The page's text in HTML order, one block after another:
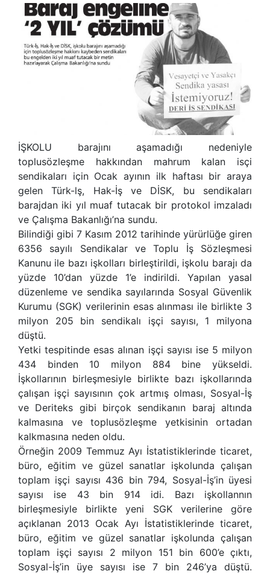
İŞKOLU barajını aşamadığı nedeniyle
toplusözleşme hakkından mahrum kalan isçi
sendikaları için Ocak ayının ilk haftası bir araya
gelen Türk-lş, Hak-İş ve DİSK, bu sendikaları
barajdan iki yıl muaf tutacak bir protokol imzaladı
ve Çalışma Bakanlığı’na sundu.
Bilindiği gibi 7 Kasım 2012 tarihinde yürürlüğe giren
6356 sayılı Sendikalar ve Toplu İş Sözleşmesi
Kanunu ile bazı işkolları birleştirildi, işkolu barajı da
yüzde 10’dan yüzde 1’e indirildi. Yapılan yasal
düzenleme ve sendika sayılarında Sosyal Güvenlik
Kurumu (SGK) verilerinin esas alınması ile birlikte 3
milyon 205 bin sendikalı işçi sayısı, 1 milyona
düştü.
Yetki tespitinde esas alınan işçi sayısı ise 5 milyon
434 binden 10 milyon 884 bine yükseldi.
İşkollarının birleşmesiyle birlikte bazı işkollarında
çalışan işçi sayısının çok artmış olması, Sosyal-İş
ve Deriteks gibi birçok sendikanın baraj altında
kalmasına ve toplusözleşme yetkisinin ortadan
kalkmasına neden oldu.
Örneğin 2009 Temmuz Ayı İstatistiklerinde ticaret,
büro, eğitim ve güzel sanatlar işkolunda çalışan
toplam işçi sayısı 436 bin 794, Sosyal-İş’in üyesi
sayısı ise 43 bin 914 idi. Bazı işkollannın
birleşmesiyle birlikte yeni SGK verilerine göre
açıklanan 2013 Ocak Ayı İstatistiklerinde ticaret,
büro, eğitim ve güzel sanatlar işkolunda çalışan
toplam işçi sayısı 2 milyon 151 bin 600’e çıktı,
Sosyal-İş’in üye sayısı ise 7 bin 246’ya düştü.